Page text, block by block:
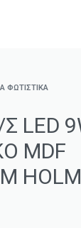
ΦΩΤΙΣΤΙΚΆ
LED
MDF